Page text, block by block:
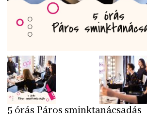
5 órás Páros sminktanácsadás